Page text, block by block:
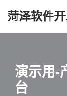
菏泽软件
演示用-
台